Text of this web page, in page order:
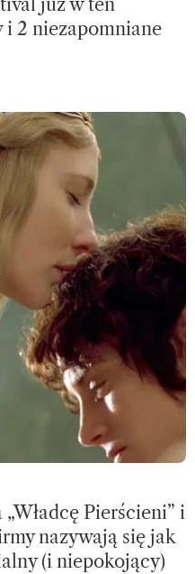
już w ten
2 niezapomniane
Pierścieni” i
nazywają się jak
(i niepokojący)